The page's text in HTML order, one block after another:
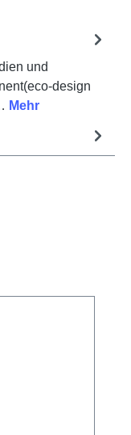
und
design
Mehr